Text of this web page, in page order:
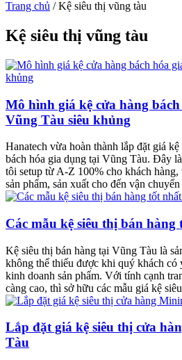
Trang chủ /Kệ siêu thị vũng tàu
Kệ siêu thị vũng tàu
Mô hình giá kệ cửa hàng
Vũng Tàu siêu khủng
Hanatech vừa hoàn thành lắp đặt giá
bách hóa gia dụng tại Vũng Tàu. Đây
tôi setup từ A-Z 100% cho khách
sản phẩm, sản xuất cho đến vận
Các mẫu kệ siêu thị bán
Kệ siêu thị bán hàng tại Vũng Tàu là
không thể thiếu được khi quý khách có
kinh doanh sản phẩm. Với tính cạnh
càng cao, thì sở hữu các mẫu giá kệ
Lắp đặt giá kệ siêu thị cửa
Tàu